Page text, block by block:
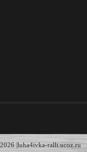
|luha4ivka-ralli.ucoz.ru